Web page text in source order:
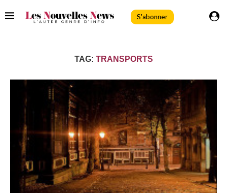
S'abonner
TAG: TRANSPORTS